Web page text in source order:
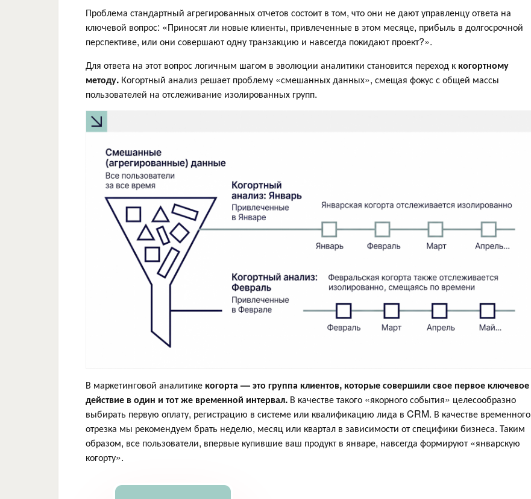
Проблема стандартный агрегированных отчетов состоит в том, что они не дают управленцу ответа на
ключевой вопрос: «Приносят ли новые клиенты, привлеченные в этом месяце, прибыль в долгосрочной
перспективе, или они совершают одну транзакцию и навсегда покидают проект?».
Для ответа на этот вопрос логичным шагом в эволюции аналитики становится переход к когортному
методу. Когортный анализ решает проблему «смешанных данных», смещая фокус с общей массы
пользователей на отслеживание изолированных групп.
В маркетинговой аналитике когорта — это группа клиентов, которые совершили свое первое ключевое
действие в один и тот же временной интервал. В качестве такого «якорного события» целесообразно
выбирать первую оплату, регистрацию в системе или квалификацию лида в CRM. В качестве временного
отрезка мы рекомендуем брать неделю, месяц или квартал в зависимости от специфики бизнеса. Таким
образом, все пользователи, впервые купившие ваш продукт в январе, навсегда формируют «январскую
когорту».